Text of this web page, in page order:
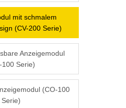
mit schmalem
(CV-200 Serie)
Anzeigemodul
100 Serie)
(CO-100
Serie)